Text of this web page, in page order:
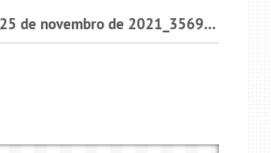
2021_G010_000015_Acta nº 15 sesión ordinaria do Pleno de 25 de novembro de 2021_356938.pdf